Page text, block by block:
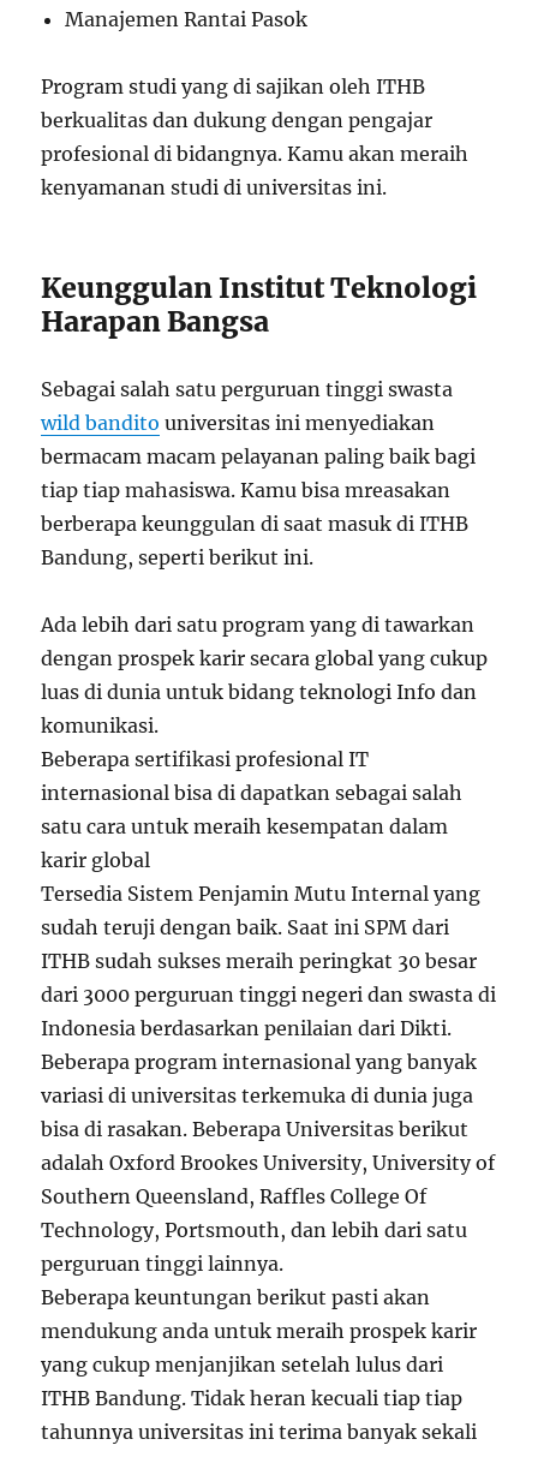
Manajemen Rantai Pasok
Program studi yang di sajikan oleh ITHB
berkualitas dan dukung dengan pengajar
profesional di bidangnya. Kamu akan meraih
kenyamanan studi di universitas ini.
Keunggulan Institut Teknologi
Harapan Bangsa
Sebagai salah satu perguruan tinggi swasta
wild bandito universitas ini menyediakan
bermacam macam pelayanan paling baik bagi
tiap tiap mahasiswa. Kamu bisa mreasakan
berberapa keunggulan di saat masuk di ITHB
Bandung, seperti berikut ini.
Ada lebih dari satu program yang di tawarkan
dengan prospek karir secara global yang cukup
luas di dunia untuk bidang teknologi Info dan
komunikasi.
Beberapa sertifikasi profesional IT
internasional bisa di dapatkan sebagai salah
satu cara untuk meraih kesempatan dalam
karir global
Tersedia Sistem Penjamin Mutu Internal yang
sudah teruji dengan baik. Saat ini SPM dari
ITHB sudah sukses meraih peringkat 30 besar
dari 3000 perguruan tinggi negeri dan swasta di
Indonesia berdasarkan penilaian dari Dikti.
Beberapa program internasional yang banyak
variasi di universitas terkemuka di dunia juga
bisa di rasakan. Beberapa Universitas berikut
adalah Oxford Brookes University, University of
Southern Queensland, Raffles College Of
Technology, Portsmouth, dan lebih dari satu
perguruan tinggi lainnya.
Beberapa keuntungan berikut pasti akan
mendukung anda untuk meraih prospek karir
yang cukup menjanjikan setelah lulus dari
ITHB Bandung. Tidak heran kecuali tiap tiap
tahunnya universitas ini terima banyak sekali